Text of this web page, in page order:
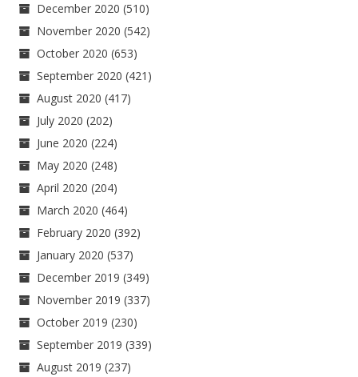
December 2020 (510)
November 2020 (542)
October 2020 (653)
September 2020 (421)
August 2020 (417)
July 2020 (202)
June 2020 (224)
May 2020 (248)
April 2020 (204)
March 2020 (464)
February 2020 (392)
January 2020 (537)
December 2019 (349)
November 2019 (337)
October 2019 (230)
September 2019 (339)
August 2019 (237)